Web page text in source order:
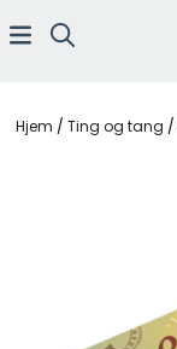
Hjem / Ting og tang /